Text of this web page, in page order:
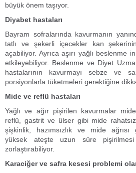
büyük önem taşıyor.
Diyabet hastaları
Bayram sofralarında kavurmanın
tatlı ve şekerli içecekler kan
açabiliyor. Ayrıca aşırı yağlı beslenme
etkileyebiliyor. Beslenme ve Diyet
hastalarının kavurmayı sebze ve
porsiyonlarla tüketmeleri gerektiğine
Mide ve reflü hastaları
Yağlı ve ağır pişirilen kavurmalar
reflü, gastrit ve ülser gibi mide
şişkinlik, hazımsızlık ve mide ağrısı
yüksek ateşte uzun süre
zorlaştırabiliyor.
Karaciğer ve safra kesesi problemi